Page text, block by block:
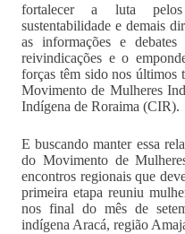
fortalecer a luta pelos
sustentabilidade e demais
as informações e
reivindicações e o
forças têm sido nos últimos
Movimento de Mulheres
Indígena de Roraima
E buscando manter essa
do Movimento de
encontros regionais que
primeira etapa reuniu
nos final do mês de
indígena Aracá, região